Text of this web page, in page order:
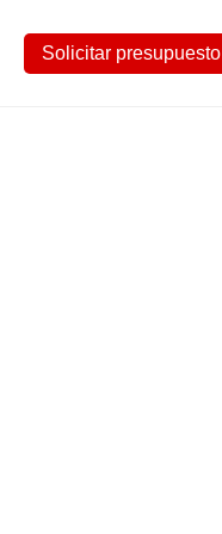
Solicitar presupuesto